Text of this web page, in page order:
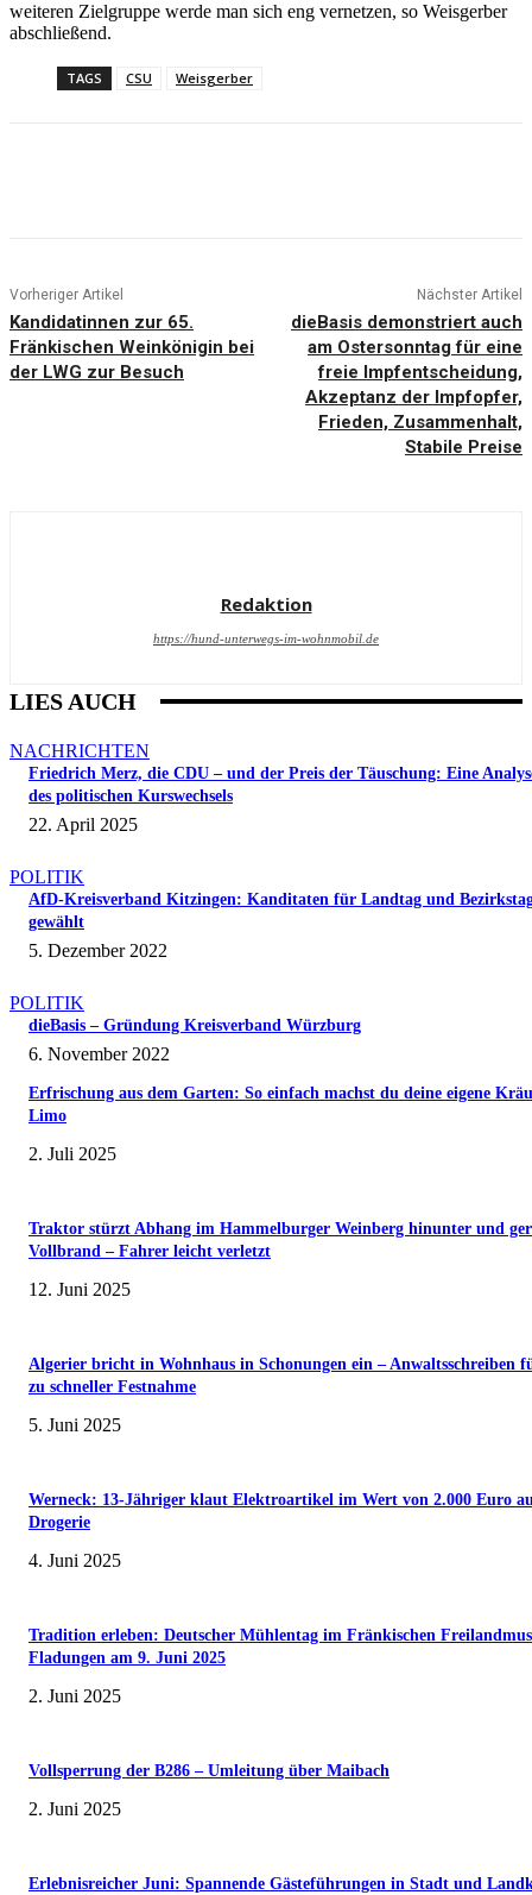
weiteren Zielgruppe werde man sich eng vernetzen, so Weisgerber
abschließend.
TAGS CSU Weisgerber
Vorheriger Artikel
Kandidatinnen zur 65.
Fränkischen Weinkönigin bei
der LWG zur Besuch
Nächster Artikel
dieBasis demonstriert auch
am Ostersonntag für eine
freie Impfentscheidung,
Akzeptanz der Impfopfer,
Frieden, Zusammenhalt,
Stabile Preise
Redaktion
https://hund-unterwegs-im-wohnmobil.de
LIES AUCH
NACHRICHTEN
Friedrich Merz, die CDU – und der Preis der Täuschung: Eine
des politischen Kurswechsels
22. April 2025
POLITIK
AfD-Kreisverband Kitzingen: Kanditaten für Landtag und
gewählt
5. Dezember 2022
POLITIK
dieBasis – Gründung Kreisverband Würzburg
6. November 2022
Erfrischung aus dem Garten: So einfach machst du deine eigene
Limo
2. Juli 2025
Traktor stürzt Abhang im Hammelburger Weinberg hinunter und
Vollbrand – Fahrer leicht verletzt
12. Juni 2025
Algerier bricht in Wohnhaus in Schonungen ein – Anwaltsschreiben
zu schneller Festnahme
5. Juni 2025
Werneck: 13-Jähriger klaut Elektroartikel im Wert von 2.000 Euro
Drogerie
4. Juni 2025
Tradition erleben: Deutscher Mühlentag im Fränkischen
Fladungen am 9. Juni 2025
2. Juni 2025
Vollsperrung der B286 – Umleitung über Maibach
2. Juni 2025
Erlebnisreicher Juni: Spannende Gästeführungen in Stadt und